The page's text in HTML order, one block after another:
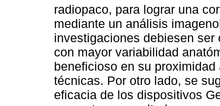
radiopaco, para lograr una
mediante un análisis
investigaciones debiesen
con mayor variabilidad
beneficioso en su
técnicas. Por otro lado, se
eficacia de los dispositivos